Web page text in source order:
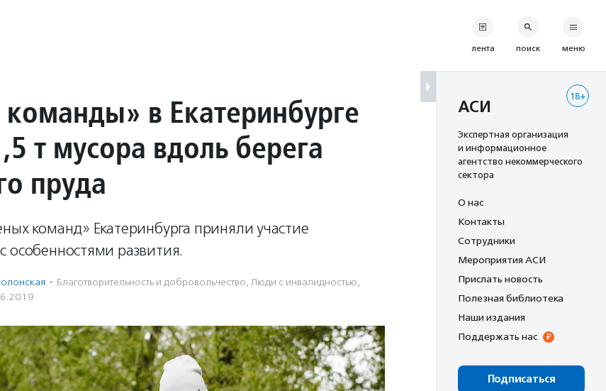
в Екатеринбурге
т мусора вдоль берега
пруда
команд» Екатеринбурга приняли участие
особенностями развития.
· Благотвори­тель­ность и доброволь­чест­во, Люди с инвалидностью,
лента поиск меню
18+
АСИ
Экспертная организация
и информационное
агентство некоммерческого
сектора
О нас
Контакты
Сотрудники
Мероприятия АСИ
Прислать новость
Полезная библиотека
Наши издания
Поддержать нас
Подписаться